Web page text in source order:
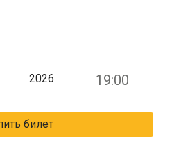
2026 19:00
билет